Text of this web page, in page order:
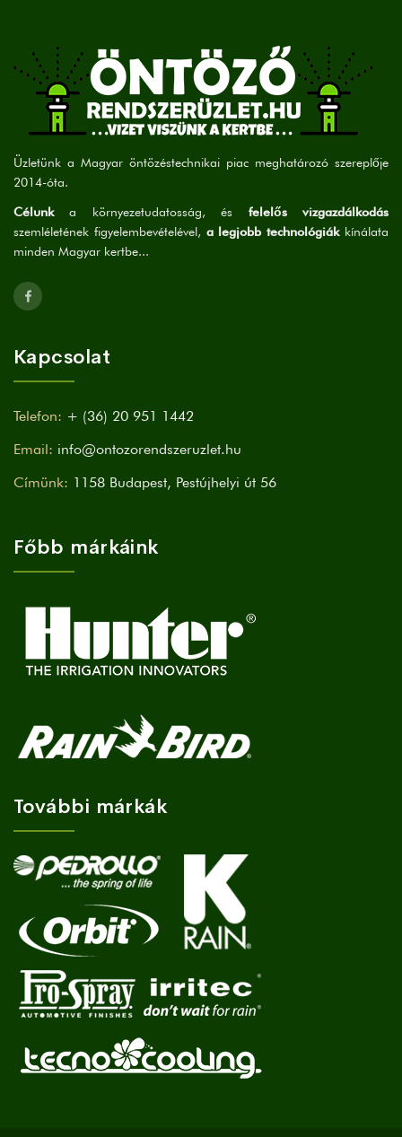
Üzletünk a Magyar öntözéstechnikai piac meghatározó szereplője
2014-óta.
Célunka környezetudatosság, és felelős vizgazdálkodás
szemléletének figyelembevételével, a legjobb technológiákkínálata
minden Magyar kertbe...
Kapcsolat
Telefon: + (36) 20 951 1442
Email: info@ontozorendszeruzlet.hu
Címünk: 1158 Budapest, Pestújhelyi út 56
Főbb márkáink
További márkák